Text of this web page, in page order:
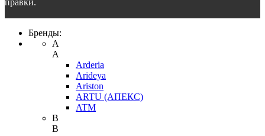
правки.
Бренды:
A
A
Arderia
Arideya
Ariston
ARTU (АПЕКС)
ATM
B
B